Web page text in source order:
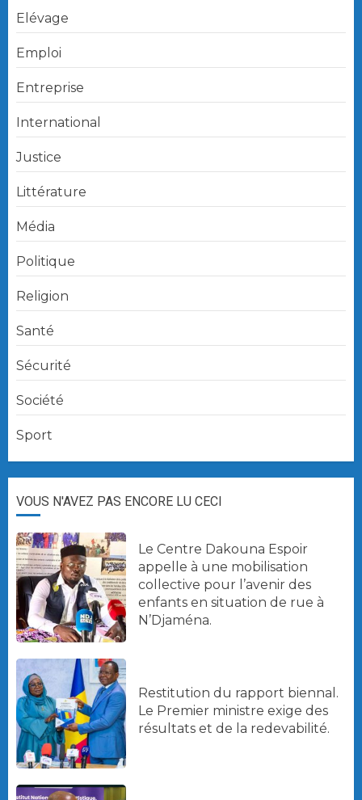
Elévage
Emploi
Entreprise
International
Justice
Littérature
Média
Politique
Religion
Santé
Sécurité
Société
Sport
VOUS N'AVEZ PAS ENCORE LU CECI
Le Centre Dakouna Espoir
appelle à une mobilisation
collective pour l’avenir des
enfants en situation de rue à
N’Djaména.
Restitution du rapport biennal.
Le Premier ministre exige des
résultats et de la redevabilité.